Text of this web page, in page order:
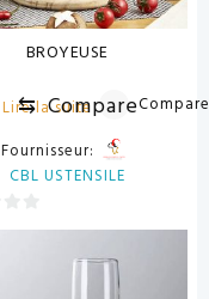
BROYEUSE
Lire la suite
⇆ Compare
Fournisseur:
CBL USTENSILE